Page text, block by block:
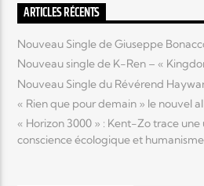
Elyon Kids
ARTICLES RÉCENTS
Nouveau Single de Giuseppe
Nouveau single de K-Ren – «
Nouveau Single du Révérend
« Rien que pour demain » le nouvel
« Horizon 3000 » : Kent-Zo trace
conscience écologique et humanisme